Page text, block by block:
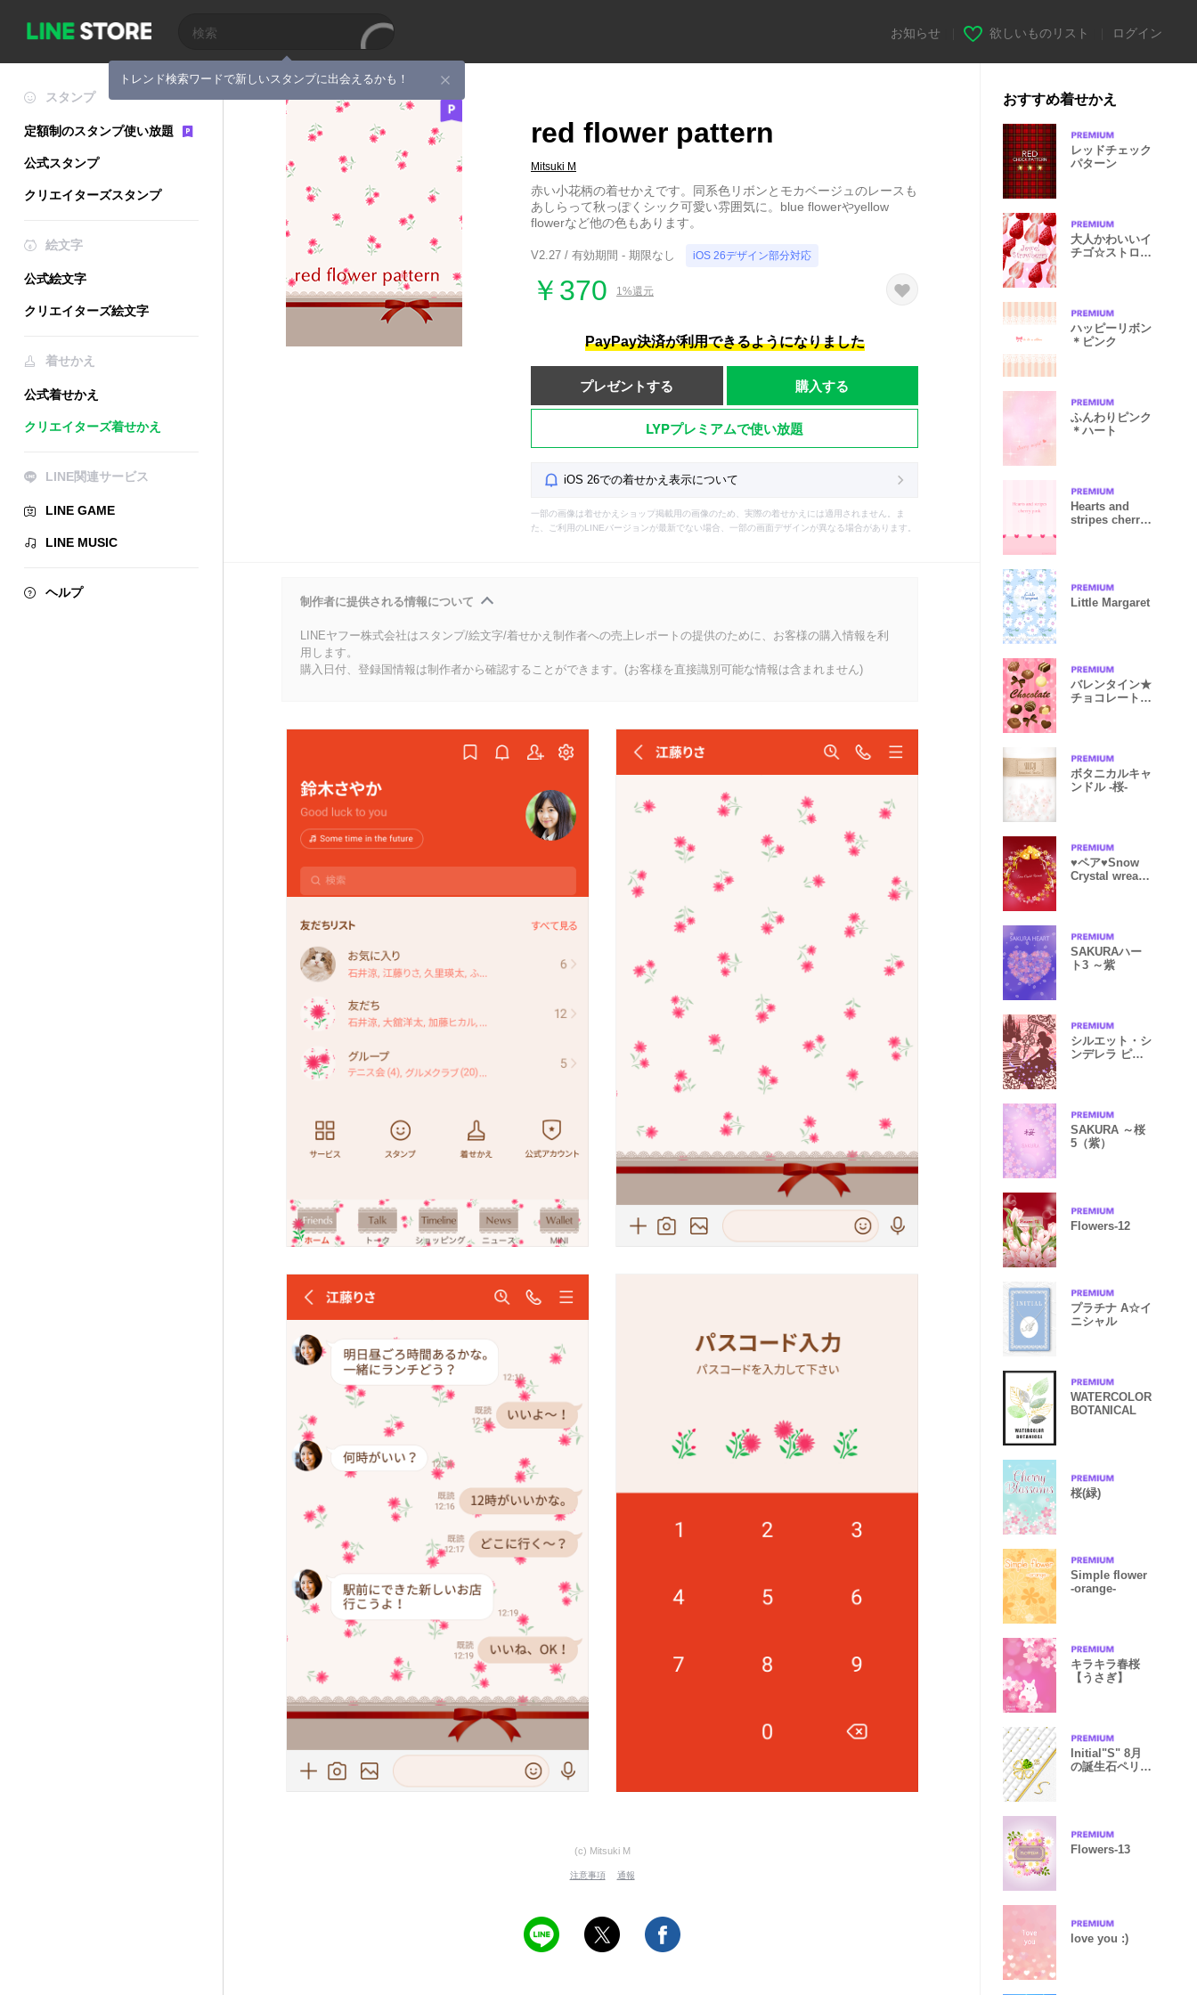
トレンド検索ワードで新しいスタンプに出会えるかも！
お知らせ 欲しいものリスト ログイン
スタンプ
定額制のスタンプ使い放題
公式スタンプ
クリエイターズスタンプ
絵文字
公式絵文字
クリエイターズ絵文字
着せかえ
公式着せかえ
クリエイターズ着せかえ
LINE関連サービス
LINE GAME
LINE MUSIC
ヘルプ
red flower pattern
Mitsuki M
赤い小花柄の着せかえです。同系色リボンとモカベージュのレースも
あしらって秋っぽくシック可愛い雰囲気に。blue flowerやyellow
flowerなど他の色もあります。
V2.27 / 有効期間 - 期限なし iOS 26デザイン部分対応
￥370 1%還元
PayPay決済が利用できるようになりました
プレゼントする 購入する
LYPプレミアムで使い放題
iOS 26での着せかえ表示について
一部の画像は着せかえショップ掲載用の画像のため、実際の着せかえには適用されません。ま
た、ご利用のLINEバージョンが最新でない場合、一部の画面デザインが異なる場合があります。
制作者に提供される情報について
LINEヤフー株式会社はスタンプ/絵文字/着せかえ制作者への売上レポートの提供のために、お客様の購入情報を利
用します。
購入日付、登録国情報は制作者から確認することができます。(お客様を直接識別可能な情報は含まれません)
(c) Mitsuki M
注意事項 通報
おすすめ着せかえ
レッドチェック
パターン
大人かわいいイ
チゴ☆ストロベ
ハッピーリボン
＊ピンク
ふんわりピンク
＊ハート
Hearts and
stripes cherry
Little Margaret
バレンタイン★
チョコレート
ボタニカルキャ
ンドル -桜-
♥ペア♥Snow
Crystal wreath
SAKURAハー
ト3 ～紫
シルエット・シ
ンデレラ ピン
SAKURA ～桜
5（紫）
Flowers-12
プラチナ A☆イ
ニシャル
WATERCOLOR
BOTANICAL
桜(緑)
Simple flower
-orange-
キラキラ春桜
【うさぎ】
Initial"S" 8月
の誕生石ペリド
Flowers-13
love you :)